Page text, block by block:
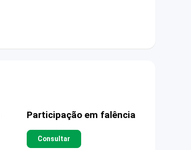
Participação em falência
Consultar